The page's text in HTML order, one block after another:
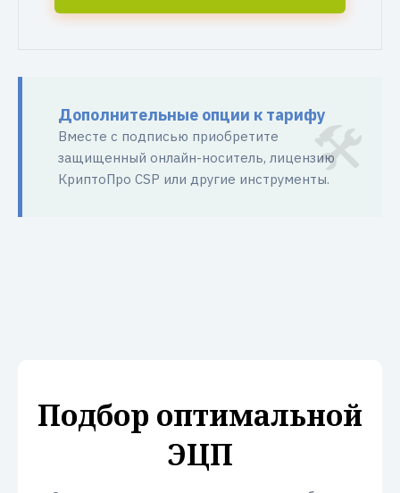
Дополнительные опции к тарифу
Вместе с подписью приобретите
защищенный онлайн-носитель, лицензию
КриптоПро CSP или другие инструменты.
Подбор оптимальной
ЭЦП